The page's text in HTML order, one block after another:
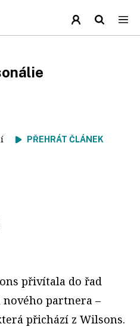
PŘEHRÁT ČLÁNEK
přivítala do řad
partnera –
přichází z Wilsons.